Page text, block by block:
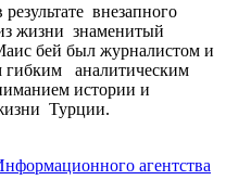
внезапного
жизни знаменитый
бей был журналистом и
гибким аналитическим
истории и
Турции.